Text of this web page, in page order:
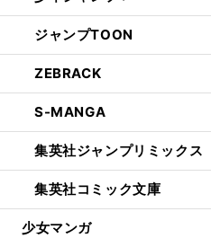
ジャンプTOON
ZEBRACK
S-MANGA
集英社ジャンプリミックス
集英社コミック文庫
少女マンガ